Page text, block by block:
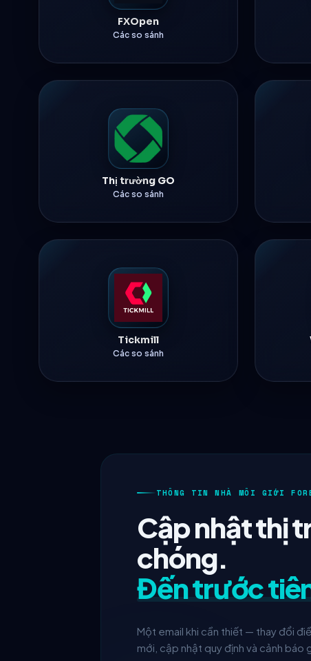
FXOpen
Các so sánh
Thị trường GO
Các so sánh
Tickmill
Các so sánh
THÔNG TIN NHÀ MÔI GIỚI
Cập nhật thị
chóng.
Đến trước
Một email khi cần thiết — thay đổi
mới, cập nhật quy định và cảnh báo